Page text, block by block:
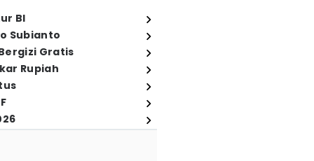
BI
Subianto
Gratis
Rupiah